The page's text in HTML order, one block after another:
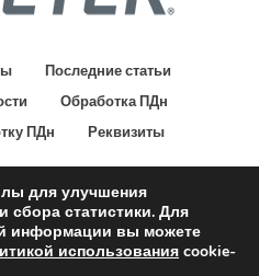
Последние статьи
Обработка ПДн
ПДн
Реквизиты
продукции Teeter Hang Ups на
России и СНГ.
для улучшения
сбора статистики. Для
информации вы можете
использования cookie-